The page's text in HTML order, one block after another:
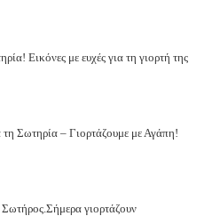
Εικόνες με ευχές για τη γιορτή της
τη Σωτηρία – Γιορτάζουμε με Αγάπη!
γιορτάζουν